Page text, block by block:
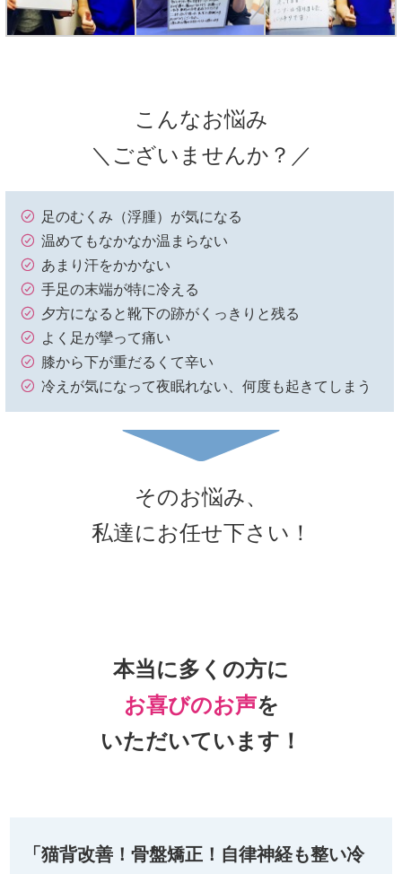
こんなお悩み
＼ございませんか？／
足のむくみ（浮腫）が気になる
温めてもなかなか温まらない
あまり汗をかかない
手足の末端が特に冷える
夕方になると靴下の跡がくっきりと残る
よく足が攣って痛い
膝から下が重だるくて辛い
冷えが気になって夜眠れない、何度も起きてしまう
そのお悩み、
私達にお任せ下さい！
本当に多くの方に
お喜びのお声を
いただいています！
「猫背改善！骨盤矯正！自律神経も整い冷